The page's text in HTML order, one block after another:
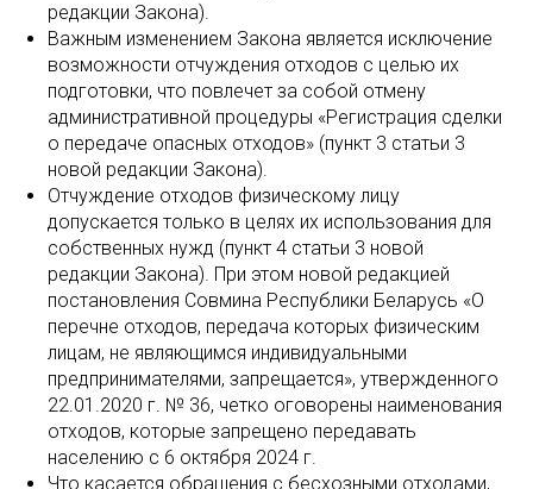
редакции Закона).
Важным изменением Закона является исключение
возможности отчуждения отходов с целью их
подготовки, что повлечет за собой отмену
административной процедуры «Регистрация сделки
о передаче опасных отходов» (пункт 3 статьи 3
новой редакции Закона).
Отчуждение отходов физическому лицу
допускается только в целях их использования для
собственных нужд (пункт 4 статьи 3 новой
редакции Закона). При этом новой редакцией
постановления Совмина Республики Беларусь «О
перечне отходов, передача которых физическим
лицам, не являющимся индивидуальными
предпринимателями, запрещается», утвержденного
22.01.2020 г. № 36, четко оговорены наименования
отходов, которые запрещено передавать
населению с 6 октября 2024 г.
Что касается обращения с бесхозными отходами,